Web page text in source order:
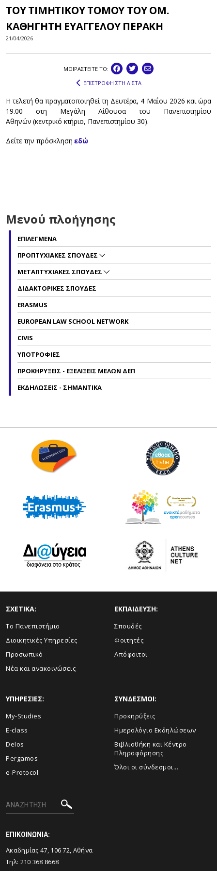
ΤΟΥ ΤΙΜΗΤΙΚΟΥ ΤΟΜΟΥ ΤΟΥ ΟΜ.
ΚΑΘΗΓΗΤΗ ΕΥΑΓΓΕΛΟΥ ΠΕΡΑΚΗ
21/04/2026
ΜΟΙΡΑΣΤEIΤΕ ΤΟ:
ΕΠΙΣΤΡΟΦΗ ΣΤΗ ΛΙΣΤΑ
Η τελετή θα πραγματοποιηθεί τη Δευτέρα, 4 Μαΐου 2026 και ώρα
19.00 στη Μεγάλη Αίθουσα του Πανεπιστημίου
Αθηνών (κεντρικό κτήριο, Πανεπιστημίου 30).
Δείτε την πρόσκλησηεδώ
Μενού πλοήγησης
ΕΠΙΛΕΓΜΕΝΑ
ΠΡΟΠΤΥΧΙΑΚΕΣ ΣΠΟΥΔΕΣ
ΜΕΤΑΠΤΥΧΙΑΚΕΣ ΣΠΟΥΔΕΣ
ΔΙΔΑΚΤΟΡΙΚΕΣ ΣΠΟΥΔΕΣ
ERASMUS
EUROPEAN LAW SCHOOL NETWORK
CIVIS
ΥΠΟΤΡΟΦΙΕΣ
ΠΡΟΚΗΡΥΞΕΙΣ - ΕΞΕΛΙΞΕΙΣ ΜΕΛΩΝ ΔΕΠ
ΕΚΔΗΛΩΣΕΙΣ - ΣΗΜΑΝΤΙΚΑ
ΣΧΕΤΙΚΑ:
Το Πανεπιστήμιο
Διοικητικές Υπηρεσίες
Προσωπικό
Νέα και ανακοινώσεις
ΕΚΠΑΙΔΕΥΣΗ:
Σπουδές
Φοιτητές
Απόφοιτοι
ΥΠΗΡΕΣΙΕΣ:
My-Studies
E-class
Delos
Pergamos
e-Protocol
ΣΥΝΔΕΣΜΟΙ:
Προκηρύξεις
Ημερολόγιο Εκδηλώσεων
Βιβλιοθήκη και Κέντρο
Πληροφόρησης
Όλοι οι σύνδεσμοι...
ΕΠΙΚΟΙΝΩΝΙΑ:
Ακαδημίας 47, 106 72, Αθήνα
Τηλ: 210 368 8668